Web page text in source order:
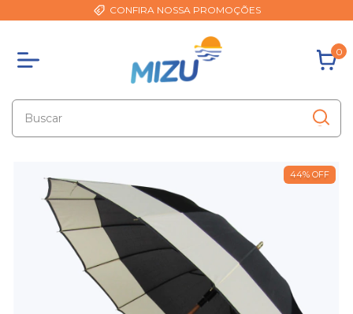
CONFIRA NOSSA PROMOÇÕES
0
44% OFF